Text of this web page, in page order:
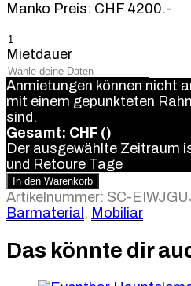
Manko Preis: CHF 4200.-
Eventbar
Eckstück
(Rechts
aus
Barkeepersicht)
Menge
Mietdauer
Anmietungen können nicht
mit einem gepunkteten
sind.
Gesamt: CHF ()
Der ausgewählte Zeitraum
und Retoure Tage
In den Warenkorb
Artikelnummer: SC-
Barmaterial , Mobiliar
Das könnte dir